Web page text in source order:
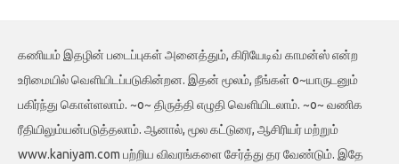
கணியம் இதழின் படைப்புகள் அனைத்தும், கிரியேடிவ் காமன்ஸ் என்ற
உரிமையில் வெளியிடப்படுகின்றன. இதன் மூலம், நீங்கள் o~யாருடனும்
பகிர்ந்து கொள்ளலாம். ~o~ திருத்தி எழுதி வெளியிடலாம். ~o~ வணிக
ரீதியிலும்யன்படுத்தலாம். ஆனால், மூல கட்டுரை, ஆசிரியர் மற்றும்
www.kaniyam.com பற்றிய விவரங்களை சேர்த்து தர வேண்டும். இதே